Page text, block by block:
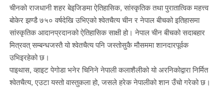
चीनको राजधानी शहर बेइजिङमा ऐतिहासिक, सांस्कृतिक तथा पुरातात्विक महत्त्व
बोकेर झण्डै ७५० वर्षदेखि उभिएको श्वेतचैत्य चीन र नेपाल बीचको इतिहासमा
सांस्कृतिक आदानप्रदानको ऐतिहासिक साक्षी हो। नेपाल चीन बीचको सदाबहार
मित्रवत् सम्बन्धजस्तै यो श्वेतचैत्य पनि जस्तोसुकै मौसममा शानदारपूर्वक
उभिइरहेको छ।
पाइथास, व्हाइट पेगोडा भनेर चिनिने नेपाली कलाशैलीको यो अरनिकोद्वारा निर्मित
श्वेतचैत्य, एउटा यस्तो वास्तुकला हो, जसले हरेक नेपालीको शान उँचो गरेको छ।